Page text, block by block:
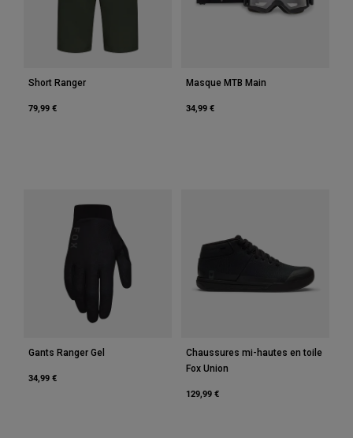
Tous les accessoires
Short Ranger
79,99 €
Masque MTB Main
34,99 €
Gants Ranger Gel
34,99 €
Chaussures mi-hautes en toile
Fox Union
129,99 €